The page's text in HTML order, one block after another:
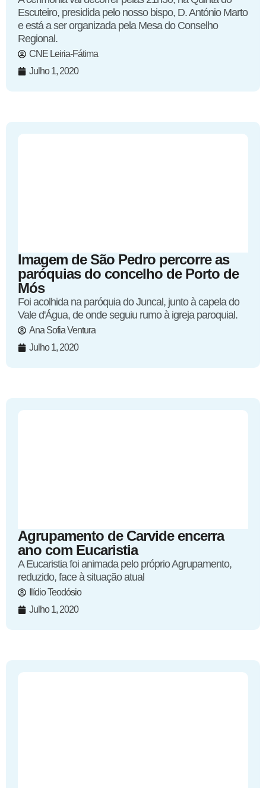
Escuteiro, presidida pelo nosso bispo, D. António Marto
e está a ser organizada pela Mesa do Conselho
Regional.
CNE Leiria-Fátima
Julho 1, 2020
Imagem de São Pedro percorre as
paróquias do concelho de Porto de
Mós
Foi acolhida na paróquia do Juncal, junto à capela do
Vale d'Água, de onde seguiu rumo à igreja paroquial.
Ana Sofia Ventura
Julho 1, 2020
Agrupamento de Carvide encerra
ano com Eucaristia
A Eucaristia foi animada pelo próprio Agrupamento,
reduzido, face à situação atual
Ilídio Teodósio
Julho 1, 2020